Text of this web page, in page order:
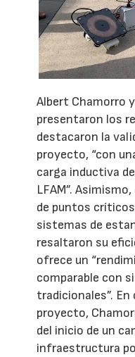
Albert Chamorro
presentaron los
destacaron la
proyecto, “con
carga inductiva
LFAM”.
de puntos
sistemas de
resaltaron su
ofrece un
comparable con
tradicionales”.
proyecto,
del inicio de un
infraestructura